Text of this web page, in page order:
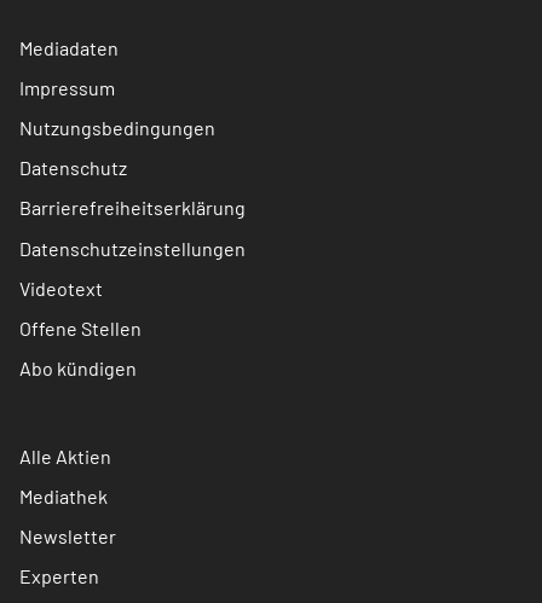
Mediadaten
Impressum
Nutzungsbedingungen
Datenschutz
Barrierefreiheitserklärung
Datenschutzeinstellungen
Videotext
Offene Stellen
Abo kündigen
Alle Aktien
Mediathek
Newsletter
Experten